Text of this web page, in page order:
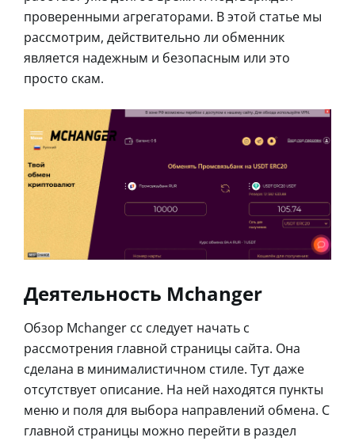
проверенными агрегаторами. В этой статье мы
рассмотрим, действительно ли обменник
является надежным и безопасным или это
просто скам.
Деятельность Mchanger
Обзор Mchanger cc следует начать с
рассмотрения главной страницы сайта. Она
сделана в минималистичном стиле. Тут даже
отсутствует описание. На ней находятся пункты
меню и поля для выбора направлений обмена. С
главной страницы можно перейти в раздел